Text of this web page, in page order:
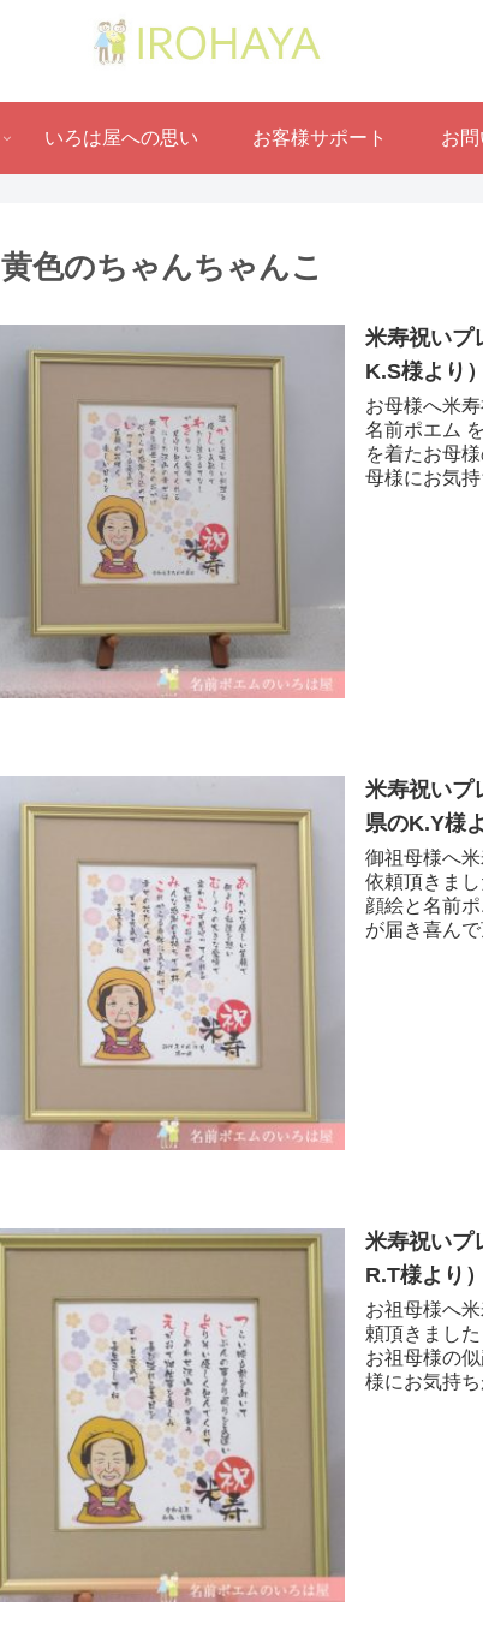
いろは屋への思い お客様サポート お
黄色のちゃんちゃんこ
米寿祝いプ
K.S様より ）
お母様へ米
名前ポエム
を着たお母
母様にお気
米寿祝いプ
県のK.Y様よ
御祖母様へ
依頼頂きま
顔絵と名前
が届き喜ん
米寿祝いプ
R.T様より ）
お祖母様へ
頼頂きまし
お祖母様の
様にお気持